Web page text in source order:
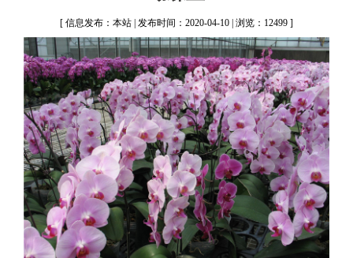
[ 信息发布：本站 | 发布时间：2020-04-10 | 浏览：12499 ]